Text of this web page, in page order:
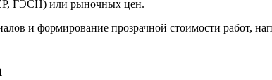
ГЭСН) или рыночных цен.
и формирование прозрачной стоимости работ,